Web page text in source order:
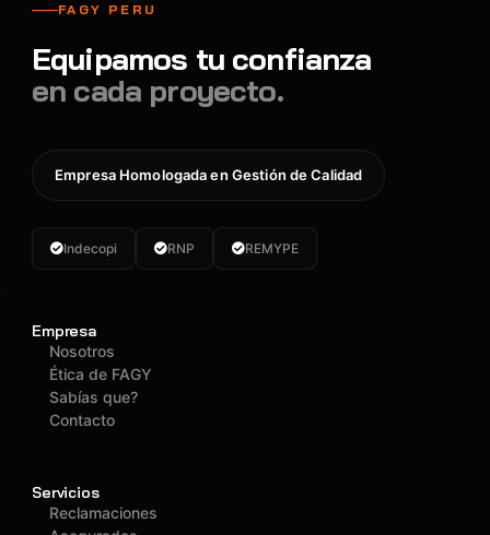
FAGY PERU
Equipamos tu confianza
en cada proyecto.
Empresa Homologada en Gestión de Calidad
Indecopi RNP REMYPE
Empresa
Nosotros
Ética de FAGY
Sabías que?
Contacto
Servicios
Reclamaciones